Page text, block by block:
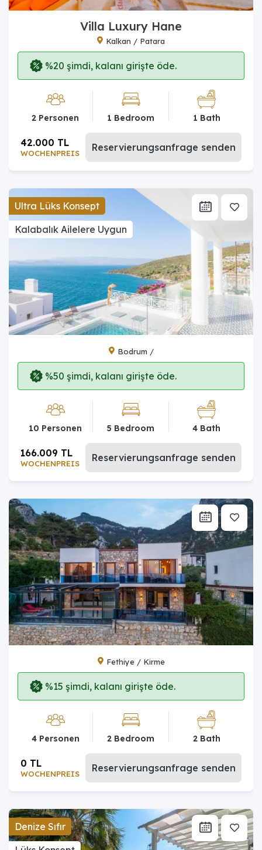
Villa Luxury Hane
Kalkan / Patara
%20 şimdi, kalanı girişte öde.
2 Personen 1 Bedroom 1 Bath
WOCHENPREIS
42.000 TL Reservierungsanfrage senden
Ultra Lüks Konsept
Kalabalık Ailelere Uygun
Bodrum /
%50 şimdi, kalanı girişte öde.
10 Personen 5 Bedroom 4 Bath
WOCHENPREIS
166.009 TL Reservierungsanfrage senden
Fethiye / Kirme
%15 şimdi, kalanı girişte öde.
4 Personen 2 Bedroom 2 Bath
WOCHENPREIS
0 TL Reservierungsanfrage senden
Denize Sıfır